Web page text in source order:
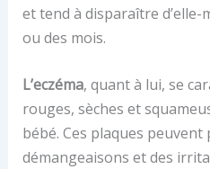
et tend à disparaître d’elle-
ou des mois.
L’eczéma, quant à lui, se
rouges, sèches et
bébé. Ces plaques
démangeaisons et des